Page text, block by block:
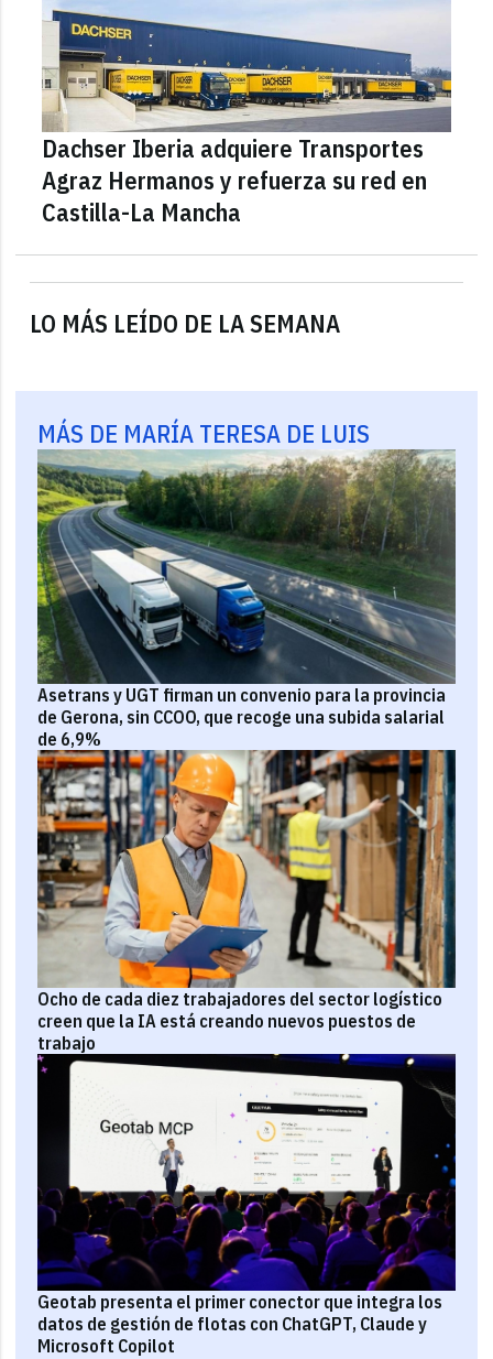
LO MÁS LEÍDO DE LA SEMANA
MÁS DE MARÍA TERESA DE LUIS
Asetrans y UGT firman un convenio para la provincia
de Gerona, sin CCOO, que recoge una subida salarial
de 6,9%
Ocho de cada diez trabajadores del sector logístico
creen que la IA está creando nuevos puestos de
trabajo
Geotab presenta el primer conector que integra los
datos de gestión de flotas con ChatGPT, Claude y
Microsoft Copilot
Dachser Iberia adquiere Transportes
Agraz Hermanos y refuerza su red en
Castilla-La Mancha